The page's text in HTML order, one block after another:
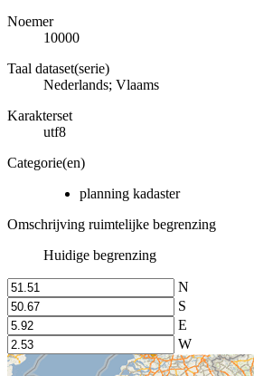
Noemer
10000
Taal dataset(serie)
Nederlands; Vlaams
Karakterset
utf8
Categorie(en)
planning kadaster
Omschrijving ruimtelijke begrenzing
Huidige begrenzing
N
S
E
W